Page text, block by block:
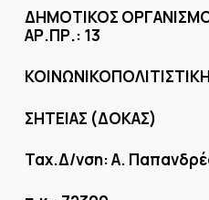
ΔΗΜΟΤΙΚΟΣ
ΑΡ.ΠΡ.: 13
ΣΗΤΕΙΑΣ (ΔΟΚΑΣ)
Ταχ.Δ/νση: Α.